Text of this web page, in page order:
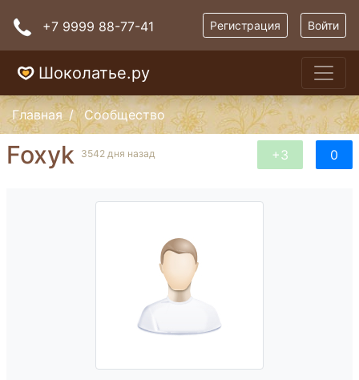
+7 9999 88-77-41 Регистрация Войти
Шоколатье.ру
Главная Сообщество
+3 0
Foxyk 3542 дня назад